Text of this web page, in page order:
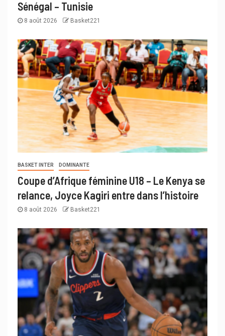
Sénégal – Tunisie
8 août 2026 Basket221
BASKET INTER DOMINANTE
Coupe d’Afrique féminine U18 – Le Kenya se
relance, Joyce Kagiri entre dans l’histoire
8 août 2026 Basket221